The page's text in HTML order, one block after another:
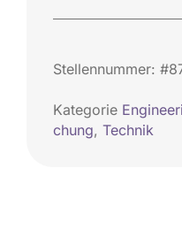
Stellennummer:
Kategorie
chung, Technik